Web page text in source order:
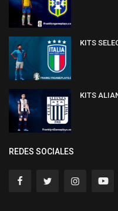
KITS
KITS
REDES SOCIALES